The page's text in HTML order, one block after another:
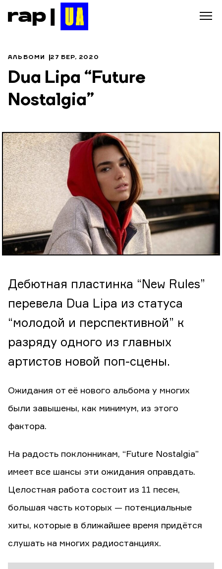
АЛЬБОМИ 27 БЕР, 2020
Dua Lipa “Future
Nostalgia”
Дебютная пластинка “New Rules”
перевела Dua Lipa из статуса
“молодой и перспективной” к
разряду одного из главных
артистов новой поп-сцены.
Ожидания от её нового альбома у многих
были завышены, как минимум, из этого
фактора.
На радость поклонникам, “Future Nostalgia”
имеет все шансы эти ожидания оправдать.
Целостная работа состоит из 11 песен,
большая часть которых — потенциальные
хиты, которые в ближайшее время придётся
слушать на многих радиостанциях.